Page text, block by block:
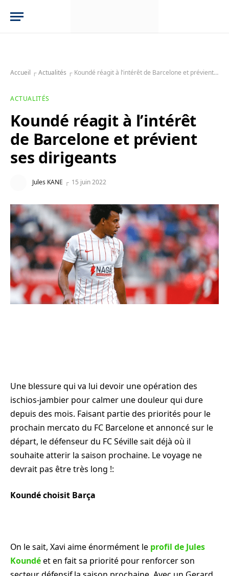
Accueil ┌Actualités ┌ Koundé réagit à l’intérêt de Barcelone et prévient ses dirigeants
ACTUALITÉS
Koundé réagit à l’intérêt
de Barcelone et prévient
ses dirigeants
Jules KANE 15 juin 2022
Une blessure qui va lui devoir une opération des
ischios-jambier pour calmer une douleur qui dure
depuis des mois. Faisant partie des priorités pour le
prochain mercato du FC Barcelone et annoncé sur le
départ, le défenseur du FC Séville sait déjà où il
souhaite atterir la saison prochaine. Le voyage ne
devrait pas être très long !:
Koundé choisit Barça
On le sait, Xavi aime énormément le profil de Jules
Koundéet en fait sa priorité pour renforcer son